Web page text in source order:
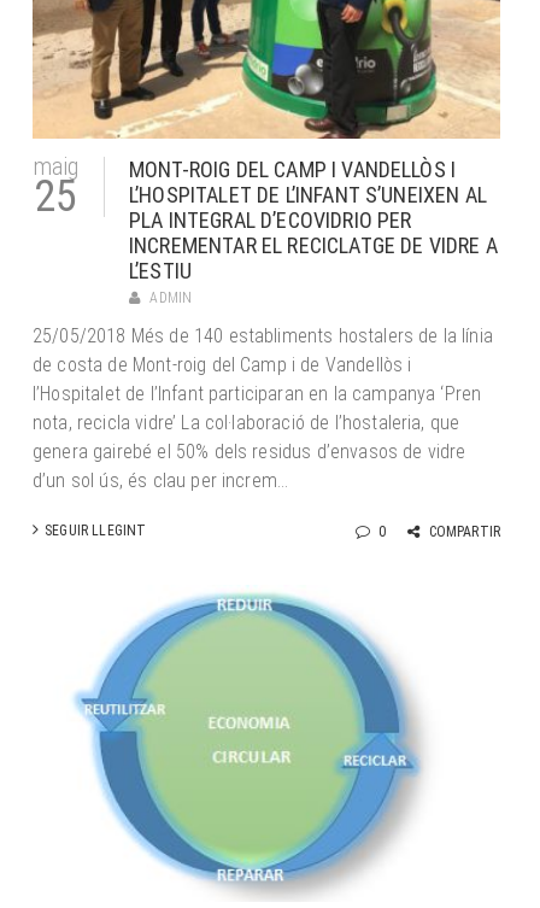
maig
25
MONT-ROIG DEL CAMP I VANDELLÒS I
L’HOSPITALET DE L’INFANT S’UNEIXEN AL
PLA INTEGRAL D’ECOVIDRIO PER
INCREMENTAR EL RECICLATGE DE VIDRE A
L’ESTIU
ADMIN
25/05/2018 Més de 140 establiments hostalers de la línia
de costa de Mont-roig del Camp i de Vandellòs i
l’Hospitalet de l’Infant participaran en la campanya ‘Pren
nota, recicla vidre’ La col·laboració de l’hostaleria, que
genera gairebé el 50% dels residus d’envasos de vidre
d’un sol ús, és clau per increm...
SEGUIR LLEGINT 0 COMPARTIR